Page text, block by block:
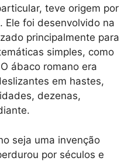
teve origem por
. Ele foi desenvolvido na
principalmente para
simples, como
ábaco romano era
em hastes,
dezenas,
seja uma invenção
por séculos e